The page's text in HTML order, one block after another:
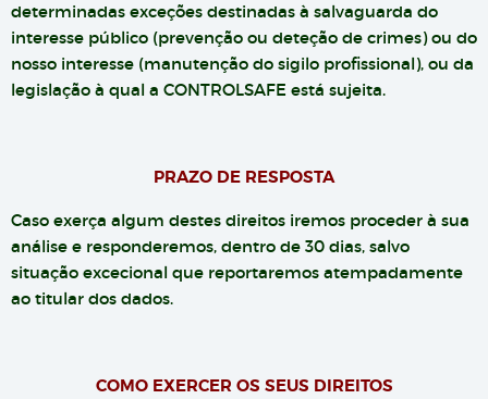
determinadas exceções destinadas à salvaguarda do
interesse público (prevenção ou deteção de crimes) ou do
nosso interesse (manutenção do sigilo profissional), ou da
legislação à qual a CONTROLSAFE está sujeita.
PRAZO DE RESPOSTA
Caso exerça algum destes direitos iremos proceder à sua
análise e responderemos, dentro de 30 dias, salvo
situação excecional que reportaremos atempadamente
ao titular dos dados.
COMO EXERCER OS SEUS DIREITOS